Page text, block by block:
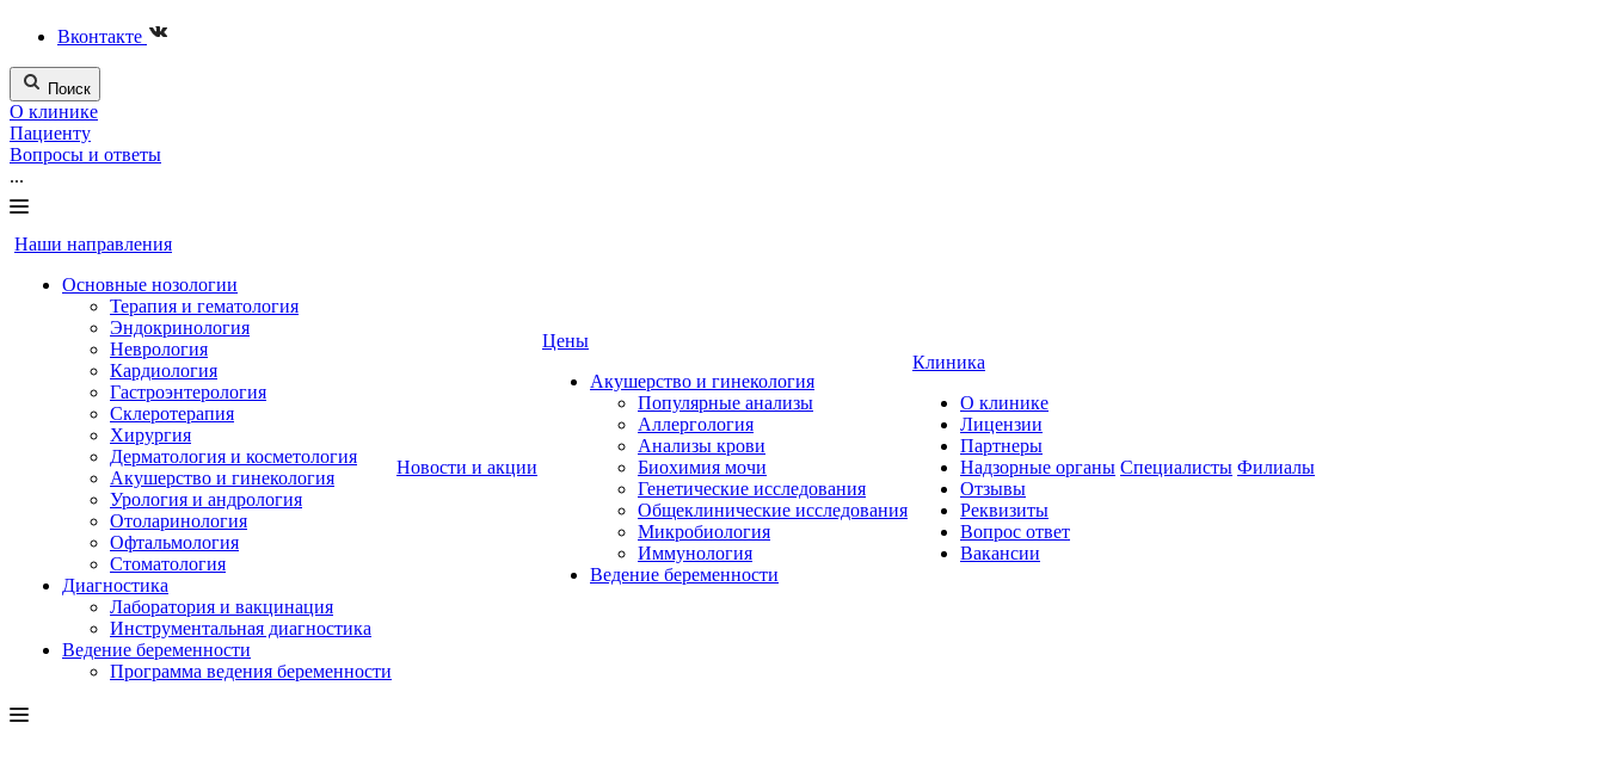
Вконтакте
Поиск
О клинике
Пациенту
Вопросы и ответы
...
Наши направления
Основные нозологии
Терапия и гематология
Эндокринология
Неврология
Кардиология
Гастроэнтерология
Склеротерапия
Хирургия
Дерматология и косметология
Акушерство и гинекология
Урология и андрология
Отоларинология
Офтальмология
Стоматология
Диагностика
Лаборатория и вакцинация
Инструментальная диагностика
Ведение беременности
Программа ведения беременности
Новости и акции
Цены
Акушерство и гинекология
Популярные анализы
Аллергология
Анализы крови
Биохимия мочи
Генетические исследования
Общеклинические исследования
Микробиология
Иммунология
Ведение беременности
Клиника
О клинике
Лицензии
Партнеры
Надзорные органы
Отзывы
Реквизиты
Вопрос ответ
Вакансии
Специалисты Филиалы